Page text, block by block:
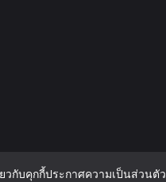
วกับคุกกี้ประกาศความเป็นส่วนตัว